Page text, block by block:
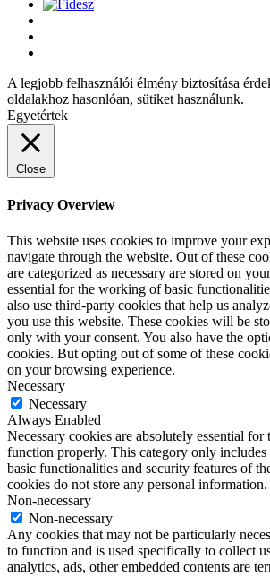
A legjobb felhasználói élmény biztosítása
oldalakhoz hasonlóan, sütiket használunk.
Egyetértek
Close
Privacy Overview
This website uses cookies to improve your
navigate through the website. Out of these
are categorized as necessary are stored on
essential for the working of basic
also use third-party cookies that help us
you use this website. These cookies will be
only with your consent. You also have the
cookies. But opting out of some of these
on your browsing experience.
Necessary
Necessary
Always Enabled
Necessary cookies are absolutely essential for
function properly. This category only includes
basic functionalities and security features of
cookies do not store any personal information.
Non-necessary
Non-necessary
Any cookies that may not be particularly
to function and is used specifically to collect
analytics, ads, other embedded contents are